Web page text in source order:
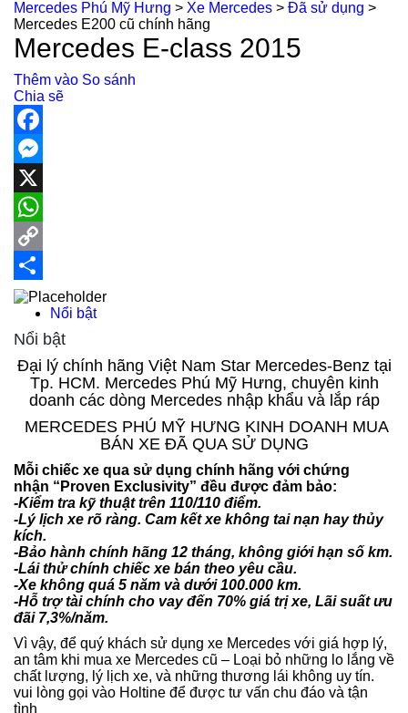
Mercedes Phú Mỹ Hưng > Xe Mercedes > Đã sử dụng >
Mercedes E200 cũ chính hãng
Mercedes E-class 2015
Thêm vào So sánh
Chia sẽ
Facebook
Messenger
X
WhatsApp
Copy
Link
Share
Nổi bật
Nổi bật
Đại lý chính hãng Việt Nam Star Mercedes-Benz tại
Tp. HCM. Mercedes Phú Mỹ Hưng, chuyên kinh
doanh các dòng Mercedes nhập khẩu và lắp ráp
MERCEDES PHÚ MỸ HƯNG KINH DOANH MUA
BÁN XE ĐÃ QUA SỬ DỤNG
Mỗi chiếc xe qua sử dụng chính hãng với chứng
nhận “Proven Exclusivity” đều được đảm bảo:
-Kiểm tra kỹ thuật trên 110/110 điểm.
-Lý lịch xe rõ ràng. Cam kết xe không tai nạn hay thủy
kích.
-Bảo hành chính hãng 12 tháng, không giới hạn số km.
-Lái thử chính chiếc xe bán theo yêu cầu.
-Xe không quá 5 năm và dưới 100.000 km.
-Hỗ trợ tài chính cho vay đến 70% giá trị xe, Lãi suất ưu
đãi 7,3%/năm.
Vì vậy, để quý khách sử dụng xe Mercedes với giá hợp lý,
an tâm khi mua xe Mercedes cũ – Loại bỏ những lo lắng về
chất lượng, lý lịch xe, và những thương lái không uy tín.
vui lòng gọi vào Holtine để được tư vấn chu đáo và tận
tình